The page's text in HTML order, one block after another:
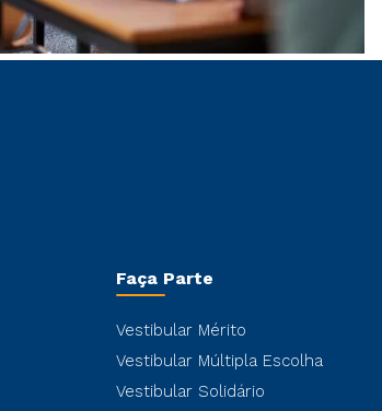
Faça Parte
Vestibular Mérito
Vestibular Múltipla Escolha
Vestibular Solidário